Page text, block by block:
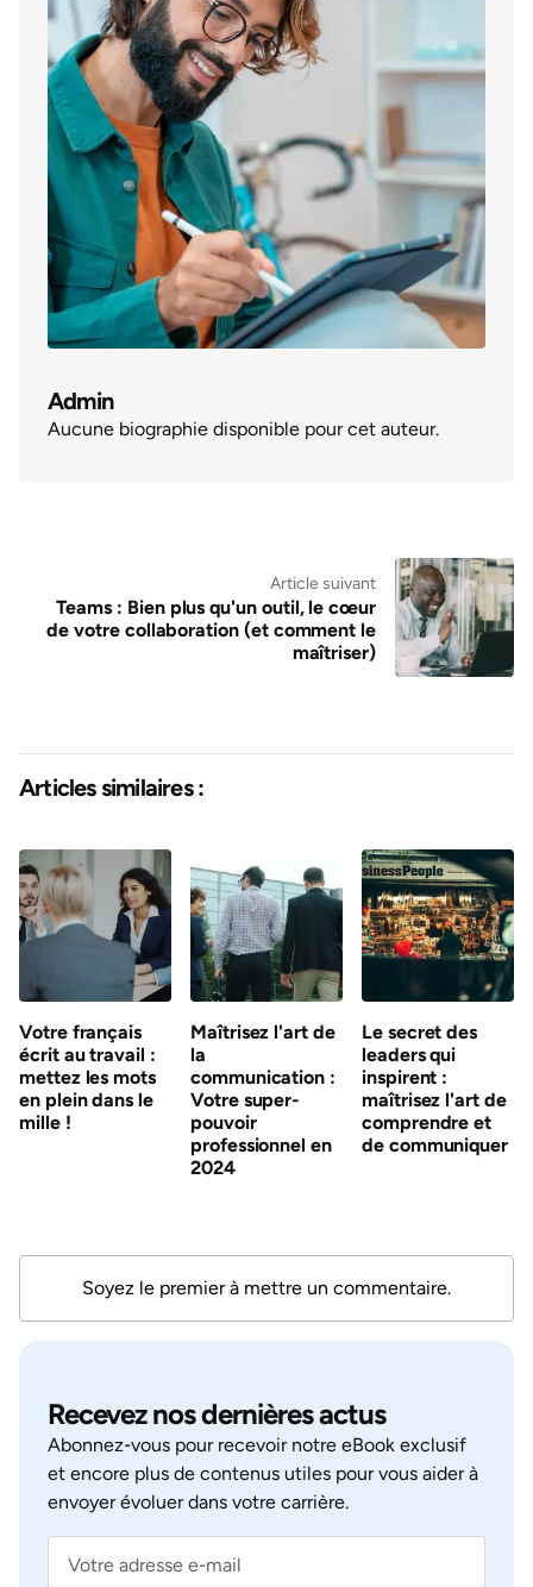
Admin
Aucune biographie disponible pour cet auteur.
Article suivant
Teams : Bien plus qu'un outil, le cœur
de votre collaboration (et comment le
maîtriser)
Articles similaires :
Votre français
écrit au travail :
mettez les mots
en plein dans le
mille !
Maîtrisez l'art de
la
communication :
Votre super-
pouvoir
professionnel en
2024
Le secret des
leaders qui
inspirent :
maîtrisez l'art de
comprendre et
de communiquer
Soyez le premier à mettre un commentaire.
Recevez nos dernières actus
Abonnez‑vous pour recevoir notre eBook exclusif
et encore plus de contenus utiles pour vous aider à
envoyer évoluer dans votre carrière.